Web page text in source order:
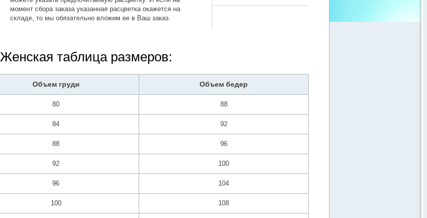
момент сбора заказа указанная расцветка окажется на
складе, то мы обязательно вложим ее в Ваш заказ.
Женская таблица размеров:
Объем груди Объем бедер
80 88
84 92
88 96
92 100
96 104
100 108